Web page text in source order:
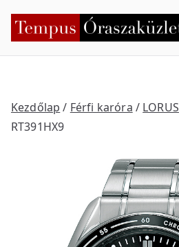
Kezdőlap / Férfi karóra / LORUS
RT391HX9